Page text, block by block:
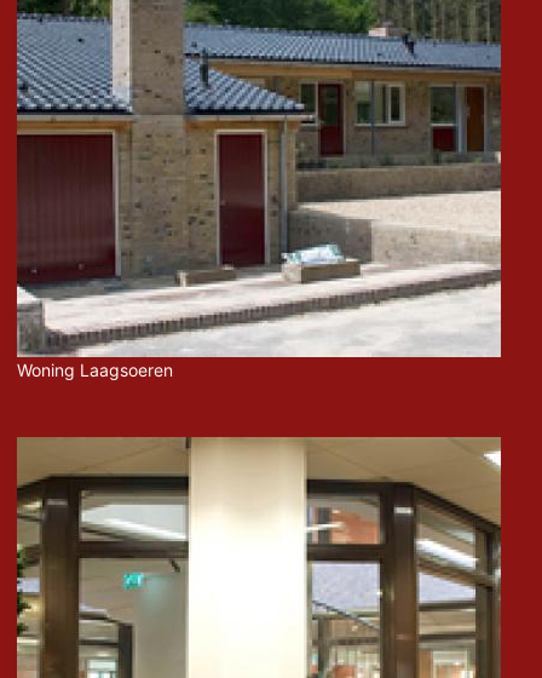
Woning Laagsoeren